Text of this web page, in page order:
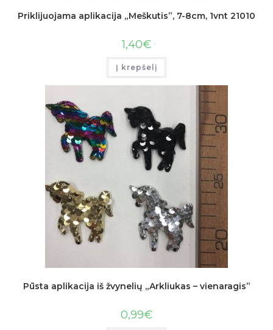
Priklijuojama aplikacija „Meškutis”, 7-8cm, 1vnt 21010
1,40€
Į krepšelį
Pūsta aplikacija iš žvynelių „Arkliukas – vienaragis”
0,99€